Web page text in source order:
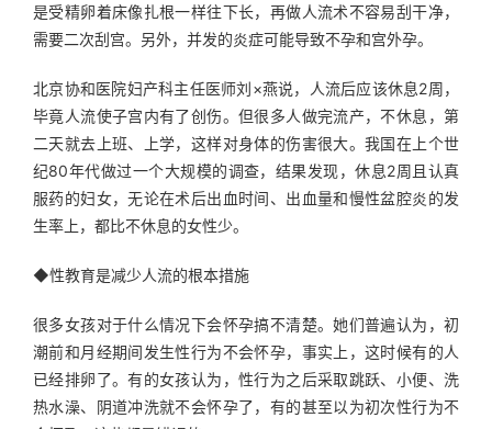
是受精卵着床像扎根一样往下长，再做人流术不容易刮干净，
需要二次刮宫。另外，并发的炎症可能导致不孕和宫外孕。
北京协和医院妇产科主任医师刘×燕说，人流后应该休息2周，
毕竟人流使子宫内有了创伤。但很多人做完流产，不休息，第
二天就去上班、上学，这样对身体的伤害很大。我国在上个世
纪80年代做过一个大规模的调查，结果发现，休息2周且认真
服药的妇女，无论在术后出血时间、出血量和慢性盆腔炎的发
生率上，都比不休息的女性少。
◆性教育是减少人流的根本措施
很多女孩对于什么情况下会怀孕搞不清楚。她们普遍认为，初
潮前和月经期间发生性行为不会怀孕，事实上，这时候有的人
已经排卵了。有的女孩认为，性行为之后采取跳跃、小便、洗
热水澡、阴道冲洗就不会怀孕了，有的甚至以为初次性行为不